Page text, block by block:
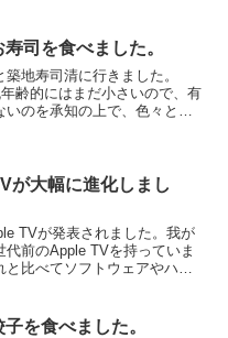
のmでmacOS...
司を食べました。
築地寿司清に行きました。
齢的にはまだ小さいので、有
いのを承知の上で、色々と経
前の旬』と...
が大幅に進化しまし
TVが発表されました。我が
代前のApple TVを持っていま
と比べてソフトウェアやハー
を食べました。